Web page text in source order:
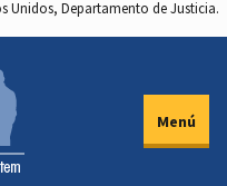
Unidos, Departamento de Justicia.
Menú